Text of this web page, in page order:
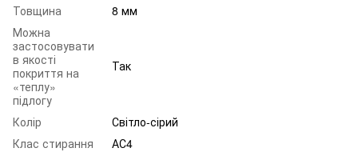
Товщина
8 мм
Можна
застосовувати
в якості
покриття на
«теплу»
підлогу
Так
Колір
Світло-сірий
Клас стирання
АС4